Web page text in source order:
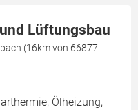
Lüftungsbau
(16km von 66877
Ölheizung,